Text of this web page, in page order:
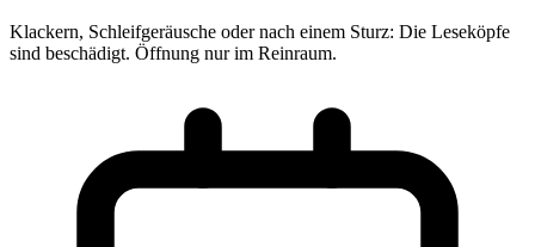
Klackern, Schleifgeräusche oder nach einem Sturz: Die Leseköpfe
sind beschädigt. Öffnung nur im Reinraum.